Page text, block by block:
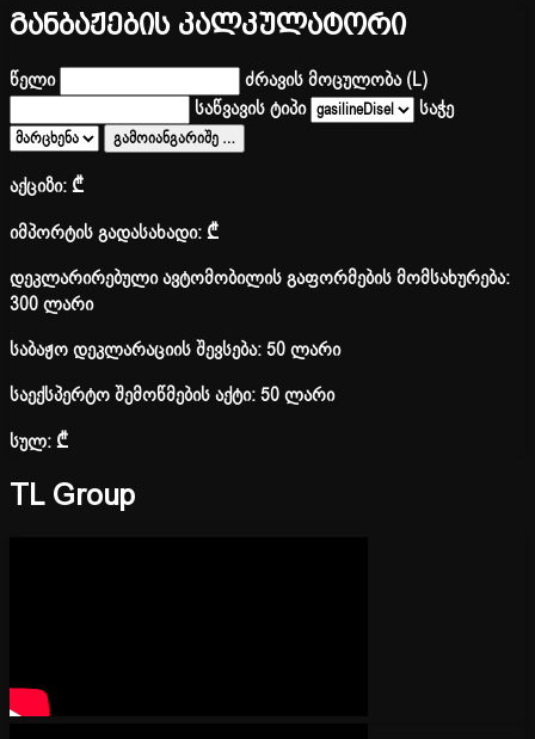
განბაჟების კალკულატორი
წელი
ძრავის მოცულობა (L)
საწვავის ტიპი
საჭე
გამოიანგარიშე …
აქციზი:₾
იმპორტის გადასახადი:₾
დეკლარირებული ავტომობილის გაფორმების მომსახურება:
300 ლარი
საბაჟო დეკლარაციის შევსება: 50 ლარი
საექსპერტო შემოწმების აქტი: 50 ლარი
სულ:₾
TL Group